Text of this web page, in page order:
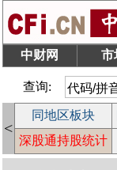
中财网 市
查询:
<
同地区板块
深股通持股统计